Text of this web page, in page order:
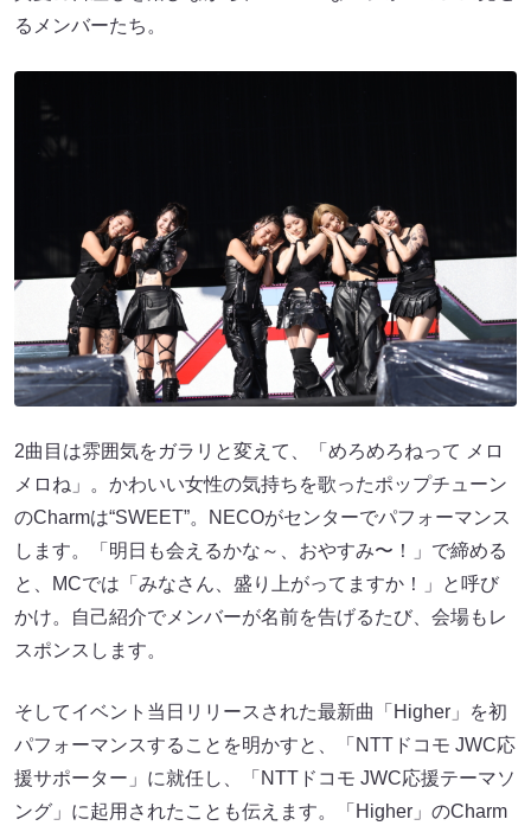
るメンバーたち。
2曲目は雰囲気をガラリと変えて、「めろめろねって メロ
メロね」。かわいい女性の気持ちを歌ったポップチューン
のCharmは“SWEET”。NECOがセンターでパフォーマンス
します。「明日も会えるかな～、おやすみ〜！」で締める
と、MCでは「みなさん、盛り上がってますか！」と呼び
かけ。自己紹介でメンバーが名前を告げるたび、会場もレ
スポンスします。
そしてイベント当日リリースされた最新曲「Higher」を初
パフォーマンスすることを明かすと、「NTTドコモ JWC応
援サポーター」に就任し、「NTTドコモ JWC応援テーマソ
ング」に起用されたことも伝えます。「Higher」のCharm